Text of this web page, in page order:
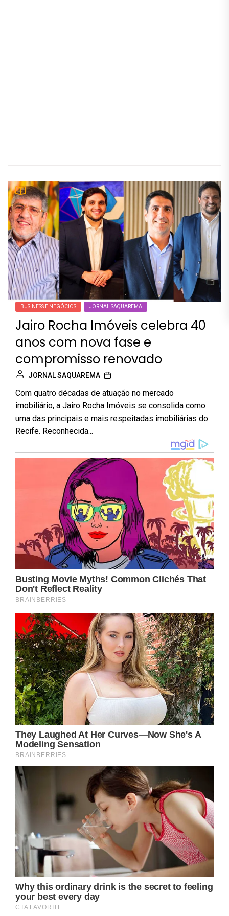
BUSINESS E NEGÓCIOS JORNAL SAQUAREMA
Jairo Rocha Imóveis celebra 40
anos com nova fase e
compromisso renovado
JORNAL SAQUAREMA
Com quatro décadas de atuação no mercado
imobiliário, a Jairo Rocha Imóveis se consolida como
uma das principais e mais respeitadas imobiliárias do
Recife. Reconhecida...